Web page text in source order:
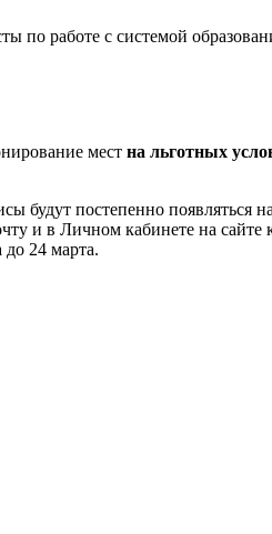
по работе с системой
мест на льготных
постепенно появляться
и в Личном кабинете на сайте
до 24 марта.